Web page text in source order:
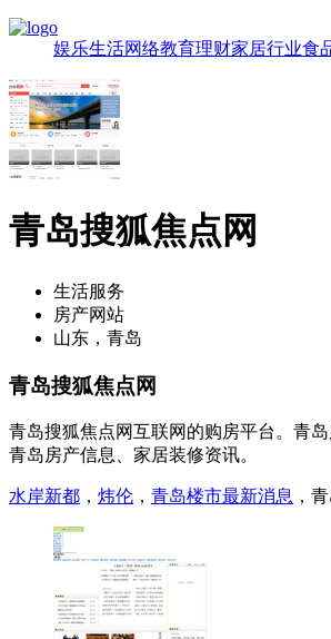
娱乐生活网络教育理财家居行业食
青岛搜狐焦点网
生活服务
房产网站
山东，青岛
青岛搜狐焦点网
青岛搜狐焦点网互联网的购房平台。青
青岛房产信息、家居装修资讯。
水岸新都 ， 炜伦 ， 青岛楼市最新消息 ，